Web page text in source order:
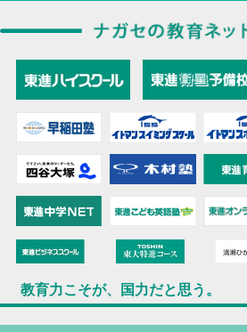
教育力こそが、国力だと思う。